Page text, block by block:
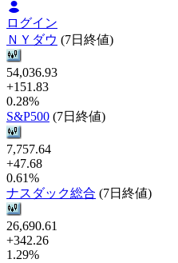
ログイン
ＮＹダウ (7日終値)
54,036.93
+151.83
0.28%
S&P500 (7日終値)
7,757.64
+47.68
0.61%
ナスダック総合 (7日終値)
26,690.61
+342.26
1.29%